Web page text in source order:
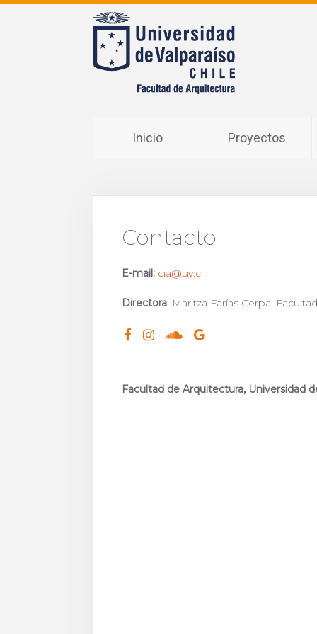
Inicio Proyectos
Contacto
E-mail: cia@uv.cl
Directora: Maritza Farías Cerpa,
Facultad de Arquitectura, Universidad